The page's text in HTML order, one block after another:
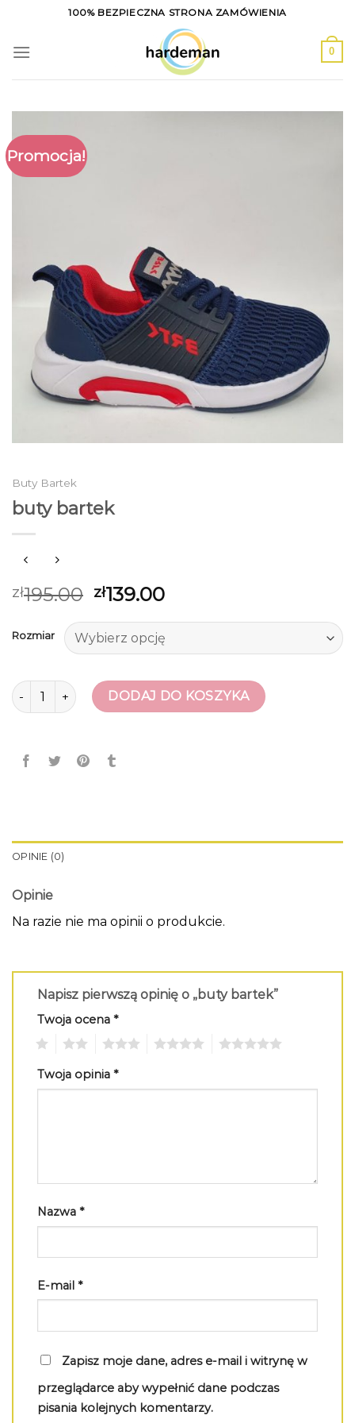
content
100% BEZPIECZNA STRONA ZAMÓWIENIA
0
Promocja!
Buty Bartek
buty bartek
zł195.00 zł139.00
Rozmiar
ilość buty bartek DODAJ DO KOSZYKA
OPINIE (0)
Opinie
Na razie nie ma opinii o produkcie.
Napisz pierwszą opinię o „buty bartek”
Twoja ocena *
Twoja opinia *
Nazwa *
E-mail *
Zapisz moje dane, adres e-mail i witrynę w
przeglądarce aby wypełnić dane podczas
pisania kolejnych komentarzy.